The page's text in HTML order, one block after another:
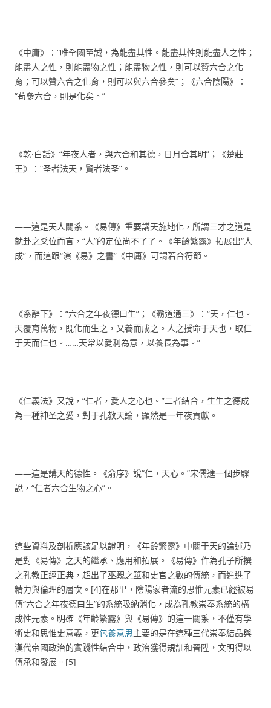
《中庸》：“唯全國至誠，為能盡其性。能盡其性則能盡人之性；
能盡人之性，則能盡物之性；能盡物之性，則可以贊六合之化
育；可以贊六合之化育，則可以與六合參矣”；《六合陰陽》：
“茍參六合，則是化矣。”
《乾·白話》“年夜人者，與六合和其德，日月合其明”；《楚莊
王》：“圣者法天，賢者法圣”。
——這是天人關系。《易傳》重要講天施地化，所謂三才之道是
就卦之爻位而言，“人”的定位尚不了了。《年齡繁露》拓展出“人
成”，而這跟“演《易》之書”《中庸》可謂若合符節。
《系辭下》：“六合之年夜德曰生”；《霸道通三》：“天，仁也。
天覆育萬物，既化而生之，又養而成之。人之授命于天也，取仁
于天而仁也。……天常以愛利為意，以養長為事。”
《仁義法》又說，“仁者，愛人之心也。”二者結合，生生之德成
為一種神圣之愛，對于孔教天論，顯然是一年夜貢獻。
——這是講天的德性。《俞序》說“仁，天心。”宋儒進一個步驟
說，“仁者六合生物之心”。
這些資料及剖析應該足以證明，《年齡繁露》中關于天的論述乃
是對《易傳》之天的繼承、應用和拓展。《易傳》作為孔子所撰
之孔教正經正典，超出了巫覡之筮和史官之數的傳統，而進進了
精力與倫理的層次。[4]在那里，陰陽家者流的思惟元素已經被易
傳“六合之年夜德曰生”的系統吸納消化，成為孔教崇奉系統的構
成性元素。明確《年齡繁露》與《易傳》的這一關系，不僅有學
術史和思惟史意義，更包養意思主要的是在這種三代崇奉結晶與
漢代帝國政治的實踐性結合中，政治獲得規訓和晉陞，文明得以
傳承和發展。[5]